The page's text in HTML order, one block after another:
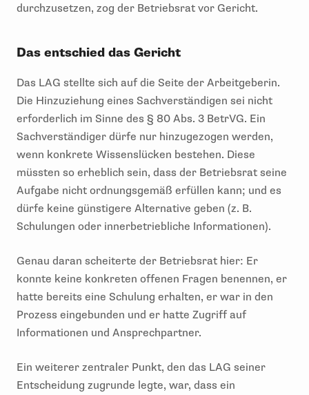
durchzusetzen, zog der Betriebsrat vor Gericht.
Das entschied das Gericht
Das LAG stellte sich auf die Seite der Arbeitgeberin.
Die Hinzuziehung eines Sachverständigen sei nicht
erforderlich im Sinne des § 80 Abs. 3 BetrVG. Ein
Sachverständiger dürfe nur hinzugezogen werden,
wenn konkrete Wissenslücken bestehen. Diese
müssten so erheblich sein, dass der Betriebsrat seine
Aufgabe nicht ordnungsgemäß erfüllen kann; und es
dürfe keine günstigere Alternative geben (z. B.
Schulungen oder innerbetriebliche Informationen).
Genau daran scheiterte der Betriebsrat hier: Er
konnte keine konkreten offenen Fragen benennen, er
hatte bereits eine Schulung erhalten, er war in den
Prozess eingebunden und er hatte Zugriff auf
Informationen und Ansprechpartner.
Ein weiterer zentraler Punkt, den das LAG seiner
Entscheidung zugrunde legte, war, dass ein